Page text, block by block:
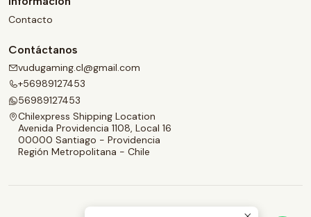
Contacto
Contáctanos
vudugaming.cl@gmail.com
+56989127453
56989127453
Chilexpress Shipping Location
Avenida Providencia 1108, Local 16
00000 Santiago - Providencia
Región Metropolitana - Chile